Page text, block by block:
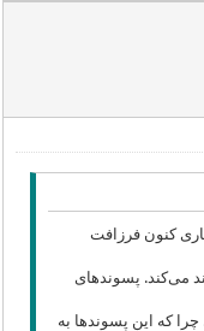
کنون فرزافت
می‌کند. پسوندهای
چرا که این پسوندها به